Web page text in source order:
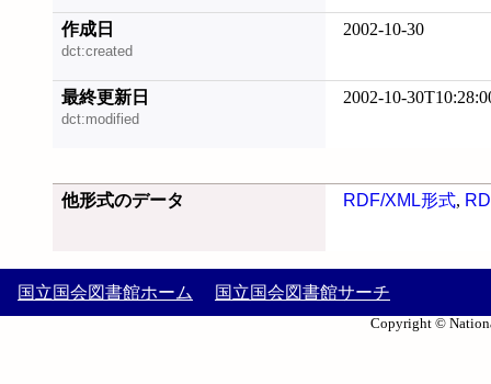
作成日
dct:created
2002-10-30
最終更新日
dct:modified
2002-10-
他形式のデータ RDF/XML形式,
国立国会図書館ホーム 国立国会図書館サーチ
Copyright ©